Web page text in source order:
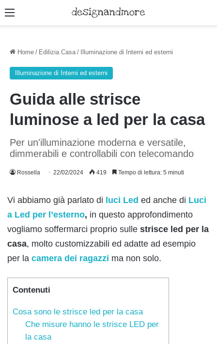
Menu
Home / Edilizia Casa / Illuminazione di Interni ed esterni
Illuminazione di Interni ed esterni
Guida alle strisce
luminose a led per la casa
Per un'illuminazione moderna e versatile,
dimmerabili e controllabili con telecomando
Rossella 22/02/2024 419 Tempo di lettura: 5 minuti
Vi abbiamo già parlato di luci Led ed anche di Luci
a Led per l’esterno, in questo approfondimento
vogliamo soffermarci proprio sulle strisce led per la
casa, molto customizzabili ed adatte ad esempio
per la camera dei ragazzi ma non solo.
Contenuti
Cosa sono le strisce led per la casa
Che misure hanno le strisce LED per
la casa